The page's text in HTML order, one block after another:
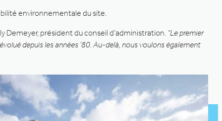
environnementale du site.
Demeyer, président du conseil d’administration. “Le premier
depuis les années ’80. Au-delà, nous voulons également